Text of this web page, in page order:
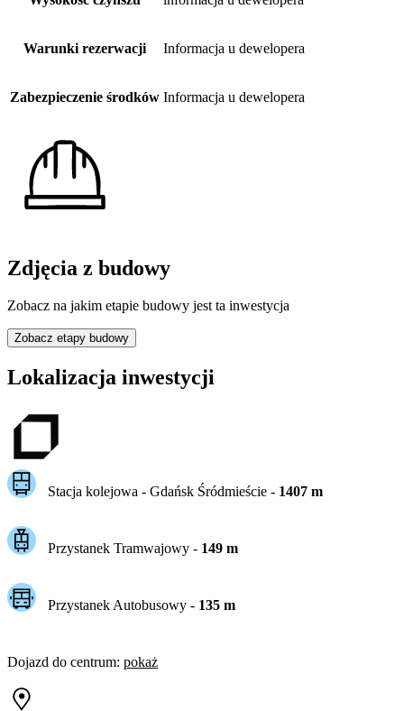
Warunki rezerwacji Informacja u dewelopera
Zabezpieczenie środków Informacja u dewelopera
Zdjęcia z budowy
Zobacz na jakim etapie budowy jest ta inwestycja
Zobacz etapy budowy
Lokalizacja inwestycji
Stacja kolejowa - Gdańsk Śródmieście- 1407m
Przystanek Tramwajowy - 149m
Przystanek Autobusowy - 135m
Dojazd do centrum: pokaż